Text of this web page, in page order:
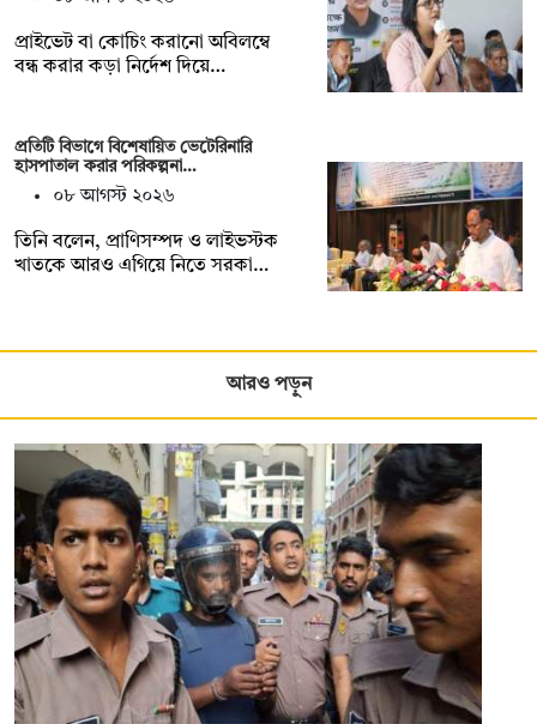
প্রাইভেট বা কোচিং করানো অবিলম্বে
বন্ধ করার কড়া নির্দেশ দিয়ে…
প্রতিটি বিভাগে বিশেষায়িত ভেটেরিনারি
হাসপাতাল করার পরিকল্পনা…
০৮ আগস্ট ২০২৬
তিনি বলেন, প্রাণিসম্পদ ও লাইভস্টক
খাতকে আরও এগিয়ে নিতে সরকা…
আরও পড়ুন